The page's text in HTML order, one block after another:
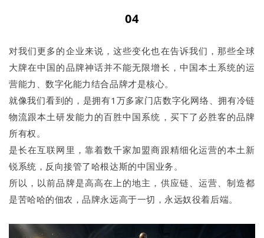
04
对我们更多的企业来说，这些变化也在告诉我们，那些全球
大牌在中国的品牌神话并不能无限增长，中国本土系统的运
营能力、数字化能力结合品牌才是核心。
就像我们看到的，是拥有1万多家门店数字化网络、拥有冷链
物流跟本土研发能力的百胜中国系统，买下了必胜客的品牌
所有权。
是长在互联网里，靠着数千家加盟商跟精细化运营的本土新
锐系统，反向接管了哈根达斯的中国业务。
所以，以前品牌是高高在上的地主，供应链、运营、制造都
是苦哈哈的佃农，品牌永远高于一切，永远奴役着后端。